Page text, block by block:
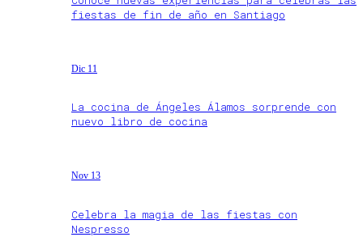
fiestas de fin de año en Santiago
Dic 11
La cocina de Ángeles Álamos sorprende con
nuevo libro de cocina
Nov 13
Celebra la magia de las fiestas con
Nespresso